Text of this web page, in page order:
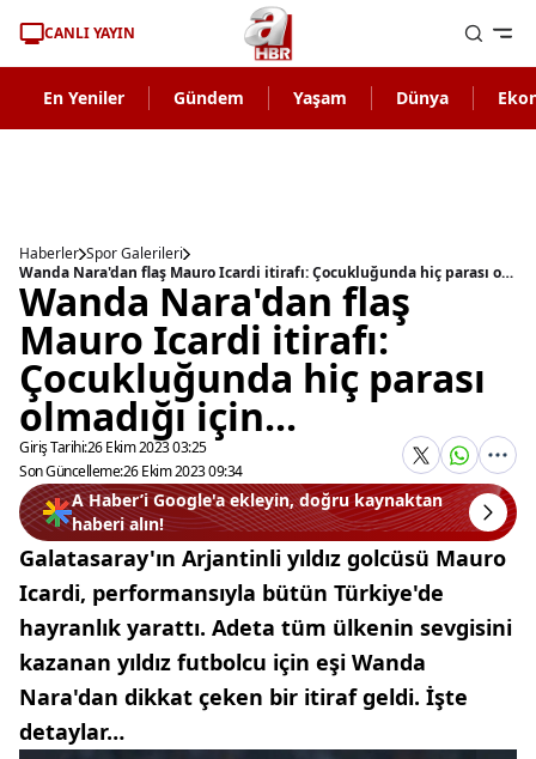
CANLI YAYIN
En Yeniler Gündem Yaşam Dünya
Haberler Spor Galerileri
Wanda Nara'dan flaş Mauro Icardi itirafı: Çocukluğunda hiç parası olmadığı için...
Wanda Nara'dan flaş
Mauro Icardi itirafı:
Çocukluğunda hiç parası
olmadığı için...
Giriş Tarihi:26 Ekim 2023 03:25
Son Güncelleme:26 Ekim 2023 09:34
A Haber’i Google'a ekleyin, doğru kaynaktan
haberi alın!
Galatasaray'ın Arjantinli yıldız golcüsü Mauro
Icardi, performansıyla bütün Türkiye'de
hayranlık yarattı. Adeta tüm ülkenin sevgisini
kazanan yıldız futbolcu için eşi Wanda
Nara'dan dikkat çeken bir itiraf geldi. İşte
detaylar…